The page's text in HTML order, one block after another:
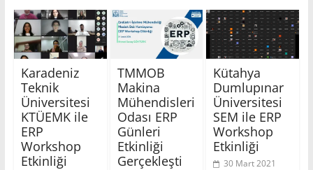
Karadeniz
Teknik
Üniversitesi
KTÜEMK ile
ERP
Workshop
Etkinliği
TMMOB
Makina
Mühendisleri
Odası ERP
Günleri
Etkinliği
Gerçekleşti
Kütahya
Dumlupınar
Üniversitesi
SEM ile ERP
Workshop
Etkinliği
30 Mart 2021